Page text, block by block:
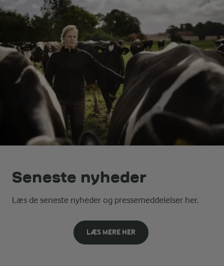
Seneste nyheder
Læs de seneste nyheder og pressemeddelelser her.
LÆS MERE HER